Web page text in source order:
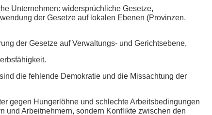
Unternehmen: widersprüchliche Gesetze,
der Gesetze auf lokalen Ebenen (Provinzen,
der Gesetze auf Verwaltungs- und Gerichtsebene,
die fehlende Demokratie und die Missachtung der
gegen Hungerlöhne und schlechte Arbeitsbedingungen
und Arbeitnehmern, sondern Konflikte zwischen den